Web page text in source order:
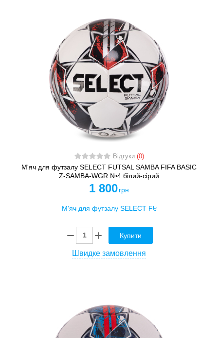
Відгуки (0)
М'яч для футзалу SELECT FUTSAL SAMBA FIFA BASIC
Z-SAMBA-WGR №4 білий-сірий
1 800 грн
Купити
Швидке замовлення